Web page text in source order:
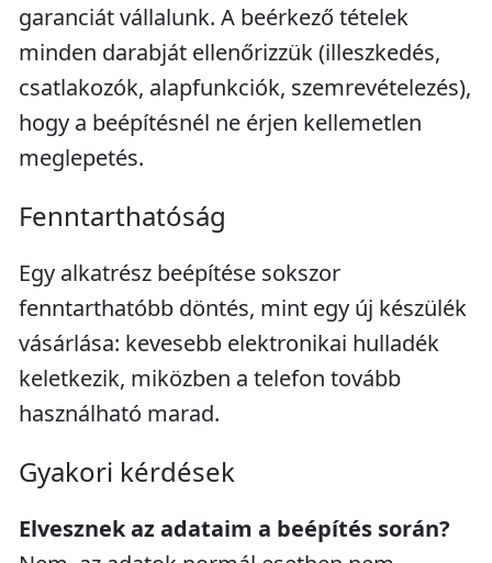
garanciát vállalunk. A beérkező tételek
minden darabját ellenőrizzük (illeszkedés,
csatlakozók, alapfunkciók, szemrevételezés),
hogy a beépítésnél ne érjen kellemetlen
meglepetés.
Fenntarthatóság
Egy alkatrész beépítése sokszor
fenntarthatóbb döntés, mint egy új készülék
vásárlása: kevesebb elektronikai hulladék
keletkezik, miközben a telefon tovább
használható marad.
Gyakori kérdések
Elvesznek az adataim a beépítés során?